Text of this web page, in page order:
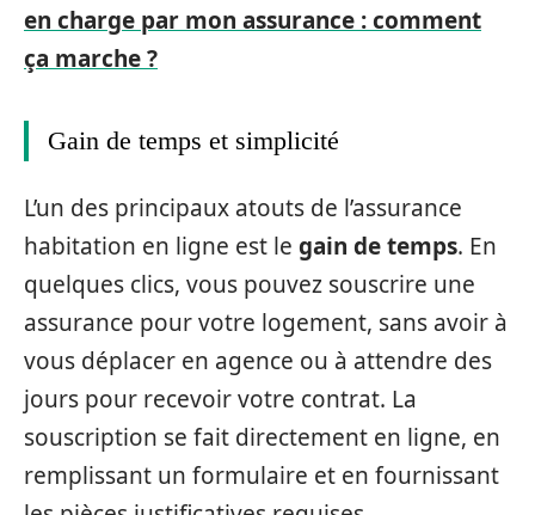
en charge par mon assurance : comment
ça marche ?
Gain de temps et simplicité
L’un des principaux atouts de l’assurance
habitation en ligne est le gain de temps. En
quelques clics, vous pouvez souscrire une
assurance pour votre logement, sans avoir à
vous déplacer en agence ou à attendre des
jours pour recevoir votre contrat. La
souscription se fait directement en ligne, en
remplissant un formulaire et en fournissant